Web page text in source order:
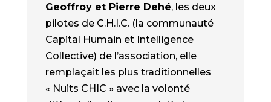
Geoffroy et Pierre Dehé, les deux
pilotes de C.H.I.C. (la communauté
Capital Humain et Intelligence
Collective) de l’association, elle
remplaçait les plus traditionnelles
« Nuits CHIC » avec la volonté